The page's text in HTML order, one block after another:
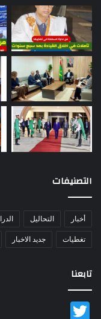
التصنيفات
أخبار التحاليل
تغطيات جديد الاخبار
تابعنا